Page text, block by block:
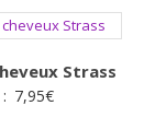
Strass
7,95€